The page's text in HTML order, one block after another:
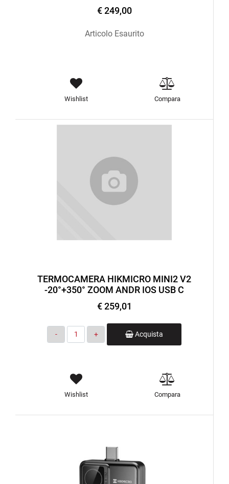
€ 249,00
Articolo Esaurito
Wishlist Compara
TERMOCAMERA HIKMICRO MINI2 V2
-20°+350° ZOOM ANDR IOS USB C
€ 259,01
Quantità
Acquista
Wishlist Compara